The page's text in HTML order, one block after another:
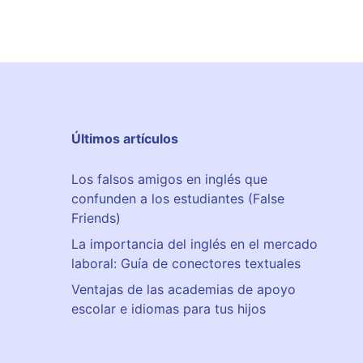
Últimos artículos
Los falsos amigos en inglés que
confunden a los estudiantes (False
Friends)
La importancia del inglés en el mercado
laboral: Guía de conectores textuales
Ventajas de las academias de apoyo
escolar e idiomas para tus hijos